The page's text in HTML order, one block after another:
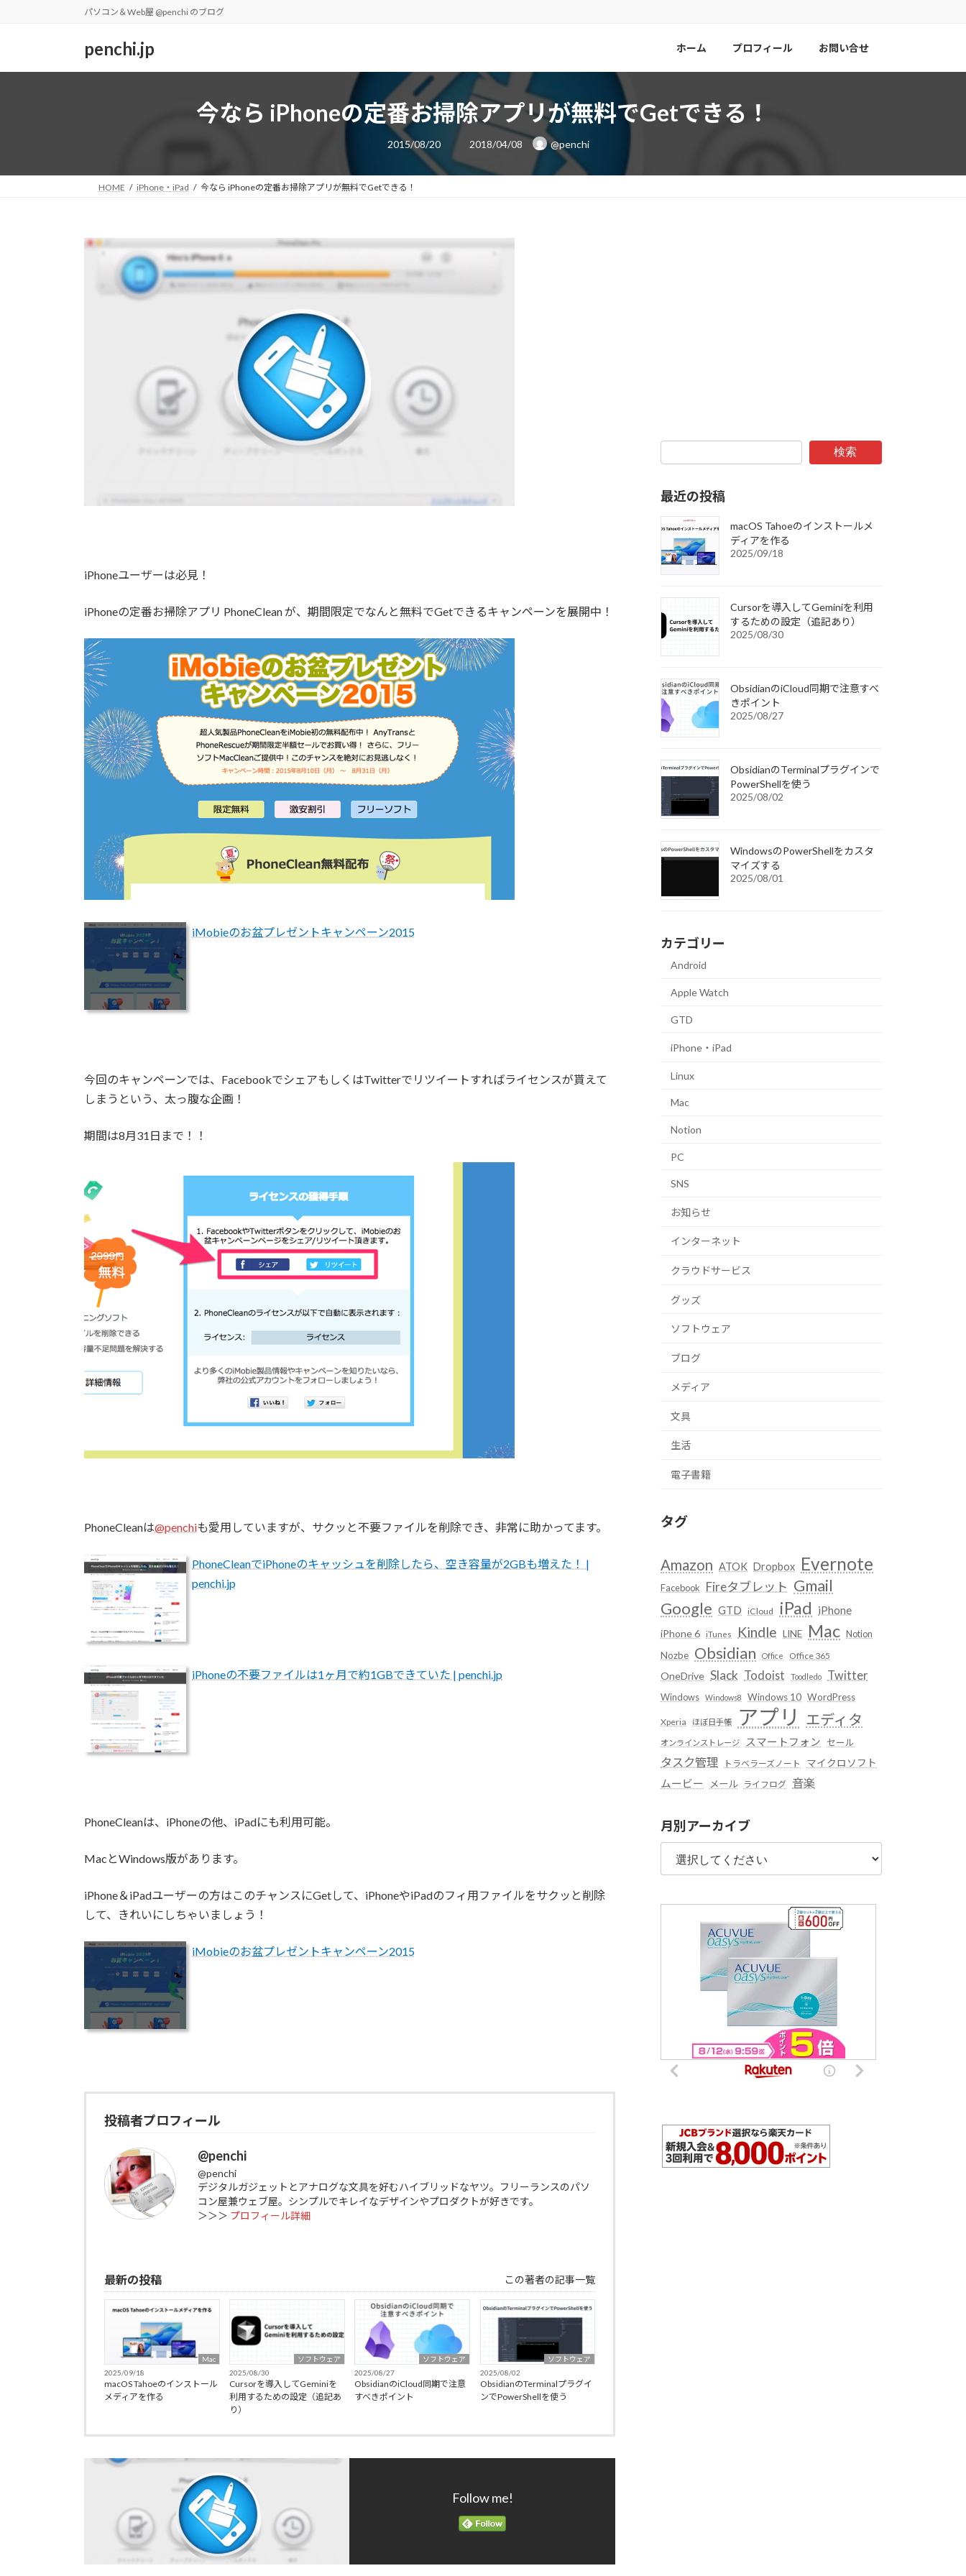
パソコン＆Web屋 @penchi のブログ
penchi.jp ホーム プロフィール お問い合せ
今なら iPhoneの定番お掃除アプリが無料でGetできる！
2015/08/20
最
終
新
日
2018/04/08 @penchi
HOME iPhone・iPad 今なら iPhoneの定番お掃除アプリが無料でGetできる！
iPhoneユーザーは必見！
iPhoneの定番お掃除アプリ PhoneClean が、期間限定でなんと無料でGetできるキャンペーンを展開中！
iMobieのお盆プレゼントキャンペーン2015
今回のキャンペーンでは、FacebookでシェアもしくはTwitterでリツイートすればライセンスが貰えて
しまうという、太っ腹な企画！
期間は8月31日まで！！
PhoneCleanは@penchiも愛用していますが、サクッと不要ファイルを削除でき、非常に助かってます。
PhoneCleanでiPhoneのキャッシュを削除したら、空き容量が2GBも増えた！ |
penchi.jp
iPhoneの不要ファイルは1ヶ月で約1GBできていた | penchi.jp
PhoneCleanは、iPhoneの他、iPadにも利用可能。
MacとWindows版があります。
iPhone＆iPadユーザーの方はこのチャンスにGetして、iPhoneやiPadのフィ用ファイルをサクッと削除
して、きれいにしちゃいましょう！
iMobieのお盆プレゼントキャンペーン2015
投稿者プロフィール
@penchi
@penchi
デジタルガジェットとアナログな文具を好むハイブリッドなヤツ。フリーランスのパソ
コン屋兼ウェブ屋。シンプルでキレイなデザインやプロダクトが好きです。
＞＞＞ プロフィール詳細
最新の投稿 この著者の記事一覧
Mac
2025/09/18
macOS Tahoeのインストール
メディアを作る
ソフトウェア
2025/08/30
Cursorを導入してGeminiを
利用するための設定（追記あ
り）
ソフトウェア
2025/08/27
ObsidianのiCloud同期で注意
すべきポイント
ソフトウェア
2025/08/02
ObsidianのTerminalプラグイ
ンでPowerShellを使う
Follow me!
検索
最近の投稿
macOS Tahoeのインストールメ
ディアを作る
2025/09/18
Cursorを導入してGeminiを利用
するための設定（追記あり）
2025/08/30
ObsidianのiCloud同期で注意すべ
きポイント
2025/08/27
ObsidianのTerminalプラグインで
PowerShellを使う
2025/08/02
WindowsのPowerShellをカスタ
マイズする
2025/08/01
カテゴリー
Android
Apple Watch
GTD
iPhone・iPad
Linux
Mac
Notion
PC
SNS
お知らせ
インターネット
クラウドサービス
グッズ
ソフトウェア
ブログ
メディア
文具
生活
電子書籍
タグ
Amazon ATOK Dropbox Evernote
Facebook Fireタブレット Gmail
Google GTD iCloud iPad iPhone
iPhone 6 iTunes Kindle LINE Mac Notion
Nozbe Obsidian Office Office 365
OneDrive Slack Todoist Toodledo Twitter
Windows Windows8 Windows 10 WordPress
Xperia ほぼ日手帳 アプリ エディタ
オンラインストレージ スマートフォン セール
タスク管理 トラベラーズノート マイクロソフト
ムービー メール ライフログ 音楽
月別アーカイブ